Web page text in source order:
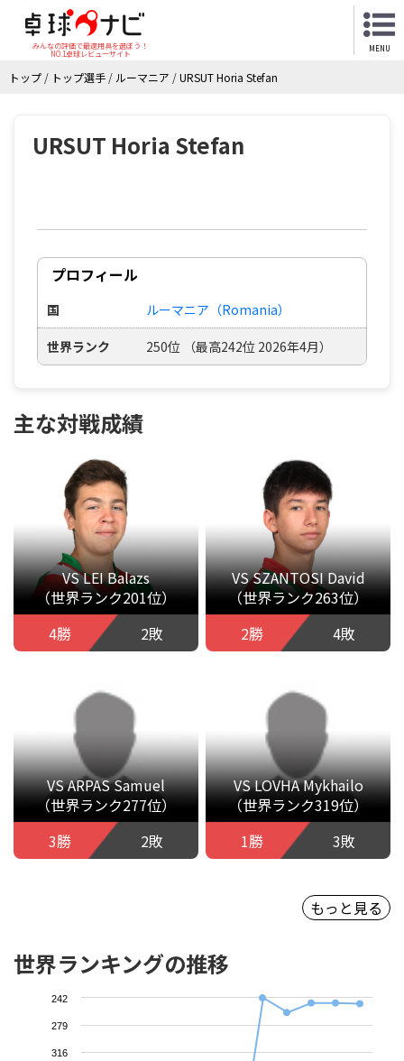
みんなの評価で最適用具を選ぼう！
NO.1卓球レビューサイト
MENU
トップ / トップ選手 / ルーマニア /URSUT Horia Stefan
URSUT Horia Stefan
プロフィール
国 ルーマニア（Romania）
世界ランク 250位 （最高242位 2026年4月）
主な対戦成績
VS LEI Balazs
（世界ランク201位）
4勝
2敗
VS SZANTOSI David
（世界ランク263位）
2勝
4敗
VS ARPAS Samuel
（世界ランク277位）
3勝
2敗
VS LOVHA Mykhailo
（世界ランク319位）
1勝
3敗
もっと見る
世界ランキングの推移
242
279
316